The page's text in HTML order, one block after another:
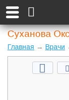
Суханова
Главная → Врачи